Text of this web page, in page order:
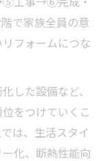
で家族全員の意
フォームにつな
した設備など、
をつけていくこ
は、生活スタイ
化、断熱性能向